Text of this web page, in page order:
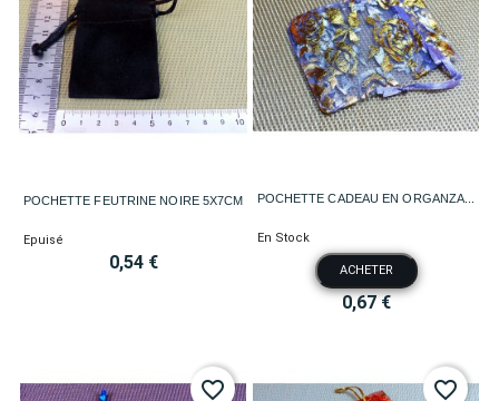
POCHETTE FEUTRINE NOIRE 5X7CM
Epuisé
0,54 €
POCHETTE CADEAU EN ORGANZA...
En Stock
ACHETER
0,67 €
favorite_border favorite_border